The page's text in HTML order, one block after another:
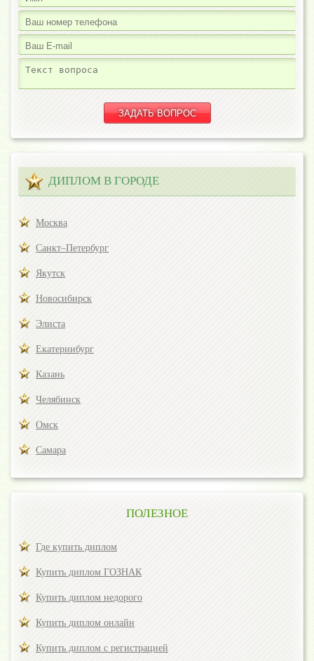
ДИПЛОМ В ГОРОДЕ
Москва
Санкт–Петербург
Якутск
Новосибирск
Элиста
Екатеринбург
Казань
Челябинск
Омск
Самара
ПОЛЕЗНОЕ
Где купить диплом
Купить диплом ГОЗНАК
Купить диплом недорого
Купить диплом онлайн
Купить диплом с регистрацией